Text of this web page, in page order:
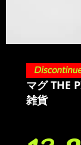
マグ THE
雑貨